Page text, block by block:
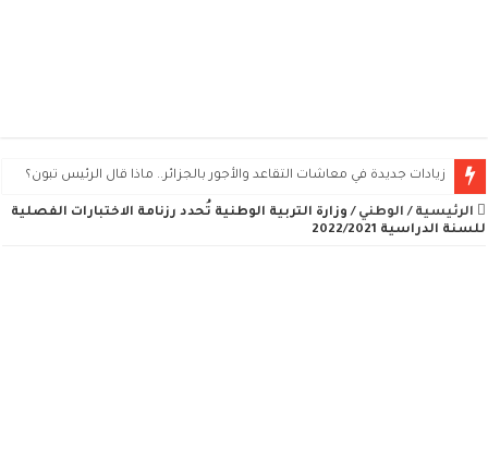
زيادات جديدة في معاشات التقاعد والأجور بالجزائر.. ماذا قال الرئيس تبون؟
الرئيسية / الوطني / وزارة التربية الوطنية تُحدد رزنامة الاختبارات الفصلية
للسنة الدراسية 2022/2021